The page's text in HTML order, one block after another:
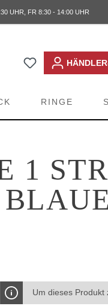
UHR, FR 8:30 - 14:00 UHR
RINGE
1
Um dieses Produkt